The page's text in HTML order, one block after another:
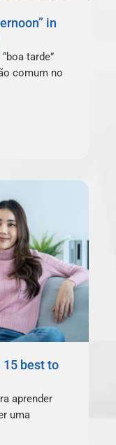
in
tarde”
comum no
15 best to
aprender
uma